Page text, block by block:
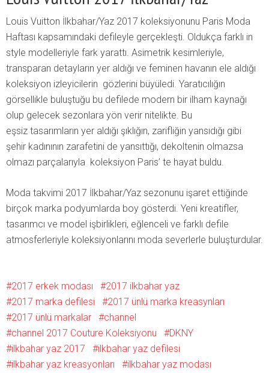
Louis Vuitton İlkbahar/Yaz 2017 koleksiyonunu Paris Moda
Haftası kapsamındaki defileyle gerçekleşti. Oldukça farklı in
style modelleriyle fark yarattı. Asimetrik kesimleriyle,
transparan detayların yer aldığı ve feminen havanın ele aldığı
koleksiyon izleyicilerin gözlerini büyüledi. Yaratıcılığın
görsellikle buluştuğu bu defilede modern bir ilham kaynağı
olup gelecek sezonlara yön verir nitelikte. Bu
eşsiz tasarımların yer aldığı şıklığın, zarifliğin yansıdığı gibi
şehir kadınının zarafetini de yansıttığı, dekoltenin olmazsa
olmazı parçalarıyla koleksiyon Paris’ te hayat buldu.
Moda takvimi 2017 İlkbahar/Yaz sezonunu işaret ettiğinde
birçok marka podyumlarda boy gösterdi. Yeni kreatifler,
tasarımcı ve model işbirlikleri, eğlenceli ve farklı defile
atmosferleriyle koleksiyonlarını moda severlerle buluşturdular.
2017 erkek modası
2017 ilkbahar yaz
2017 marka defilesi
2017 ünlü marka kreasynları
2017 ünlü markalar
channel
channel 2017 Couture Koleksiyonu
DKNY
ilkbahar yaz 2017
ilkbahar yaz defilesi
ilkbahar yaz kreasyonları
ilkbahar yaz modası